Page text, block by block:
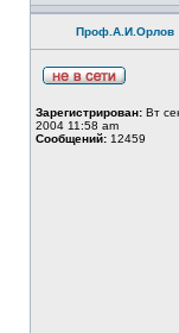
Проф.А.И.Орлов
Зарегистрирован: Вт
2004 11:58 am
Сообщений: 12459